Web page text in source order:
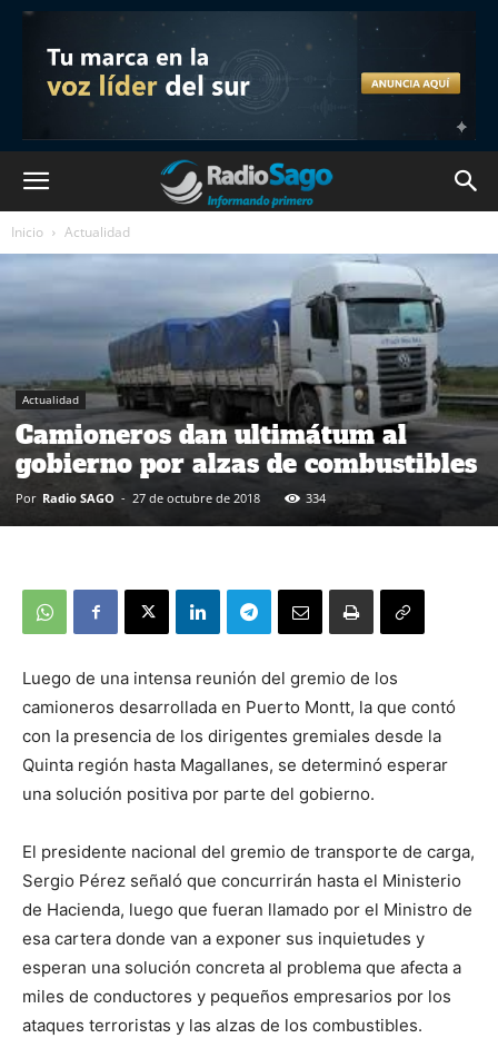
Inicio Actualidad
Actualidad
Camioneros dan ultimátum al
gobierno por alzas de combustibles
Por Radio SAGO - 27 de octubre de 2018 334
Luego de una intensa reunión del gremio de los
camioneros desarrollada en Puerto Montt, la que contó
con la presencia de los dirigentes gremiales desde la
Quinta región hasta Magallanes, se determinó esperar
una solución positiva por parte del gobierno.
El presidente nacional del gremio de transporte de carga,
Sergio Pérez señaló que concurrirán hasta el Ministerio
de Hacienda, luego que fueran llamado por el Ministro de
esa cartera donde van a exponer sus inquietudes y
esperan una solución concreta al problema que afecta a
miles de conductores y pequeños empresarios por los
ataques terroristas y las alzas de los combustibles.